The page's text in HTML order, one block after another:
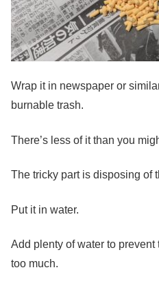
Wrap it in newspaper or
burnable trash.
There’s less of it than you
The tricky part is disposing of
Put it in water.
Add plenty of water to
too much.